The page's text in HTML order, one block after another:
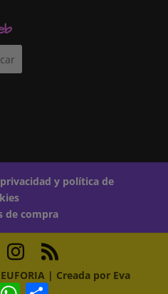
y política de
de compra
| Creada por Eva
WhatsApp